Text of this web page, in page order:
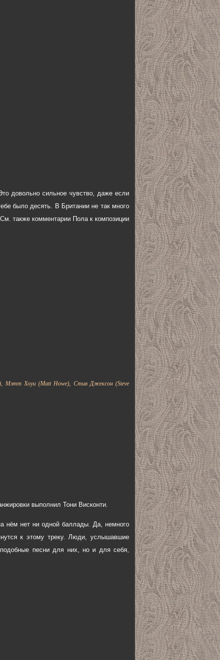
довольно сильное чувство, даже если
было десять. В Британии не так много
также комментарии Пола к композиции
Мэтт Хоуи (Matt Howe), Стив Джексон (Steve
выполнил Тони Висконти.
нём нет ни одной баллады. Да, немного
к этому треку. Люди, услышавшие
песни для них, но и для себя,